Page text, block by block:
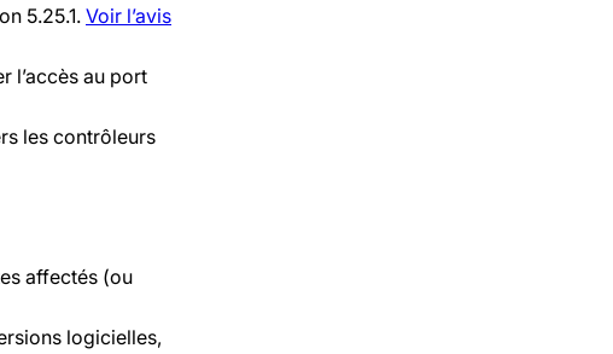
5.25.1. Voir l’avis
l’accès au port
les contrôleurs
affectés (ou
logicielles,